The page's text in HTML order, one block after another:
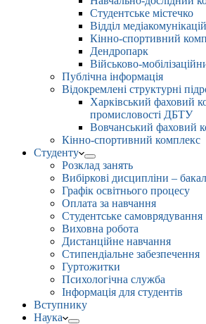
Студентське містечко
Відділ медіакомунікацій
Кінно-спортивний
Дендропарк
Військово-
Публічна інформація
Відокремлені структурні
Харківський фаховий
промисловості ДБТУ
Вовчанський фаховий
Кінно-спортивний комплекс
Студенту
Розклад занять
Вибіркові дисципліни –
Графік освітнього процесу
Оплата за навчання
Студентське самоврядування
Виховна робота
Дистанційне навчання
Стипендіальне забезпечення
Гуртожитки
Психологічна служба
Інформація для студентів
Вступнику
Наука